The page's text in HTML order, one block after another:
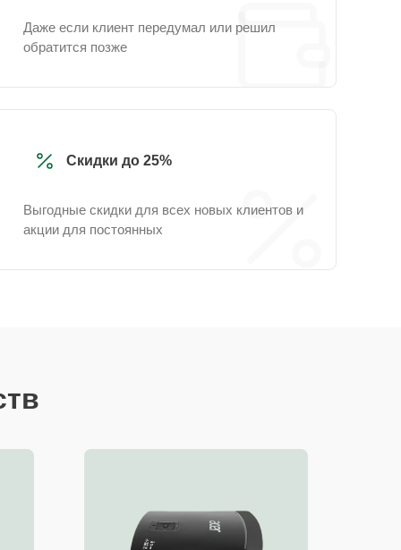
Даже если клиент передумал или решил
обратится позже
Скидки до 25%
Выгодные скидки для всех новых клиентов и
акции для постоянных